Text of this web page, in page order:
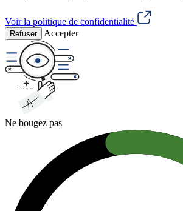
Voir la politique de confidentialité
Refuser Accepter
Ne bougez pas